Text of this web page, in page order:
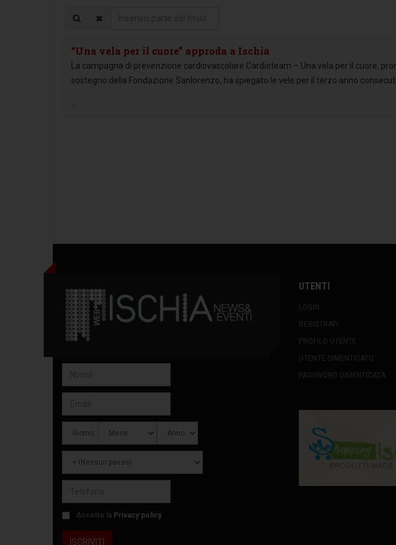
titolo
“Una vela per il cuore” approda a Ischia
La campagna di prevenzione cardiovascolare Cardioteam – Una vela per il cuore,
sostegno della Fondazione Sanlorenzo, ha spiegato le vele per il terzo anno
Accetto la Privacy policy
UTENTI
LOGIN
REGISTRATI
PROFILO UTENTE
UTENTE DIMENTICATO
PASSWORD DIMENTICATA